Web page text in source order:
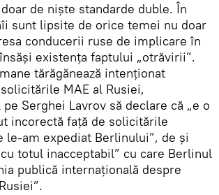
de niște standarde duble. În
sunt lipsite de orice temei nu doar
conducerii ruse de implicare în
existența faptului „otrăvirii”.
tărăgănează intenționat
MAE al Rusiei,
Serghei Lavrov să declare că „e o
incorectă față de solicitările
le-am expediat Berlinului”, de și
totul inacceptabil” cu care Berlinul
publică internațională despre